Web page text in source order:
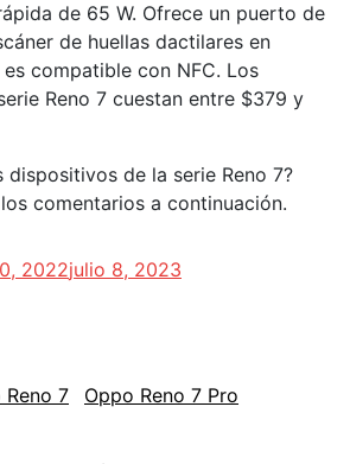
de 65 W. Ofrece un puerto de
de huellas dactilares en
compatible con NFC. Los
Reno 7 cuestan entre $379 y
dispositivos de la serie Reno 7?
comentarios a continuación.
2022julio 8, 2023
Reno 7 Oppo Reno 7 Pro